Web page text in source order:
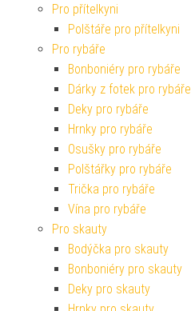
Pro přítelkyni
Polštáře pro přítelkyni
Pro rybáře
Bonboniéry pro rybáře
Dárky z fotek pro rybáře
Deky pro rybáře
Hrnky pro rybáře
Osušky pro rybáře
Polštářky pro rybáře
Trička pro rybáře
Vína pro rybáře
Pro skauty
Bodýčka pro skauty
Bonboniéry pro skauty
Deky pro skauty